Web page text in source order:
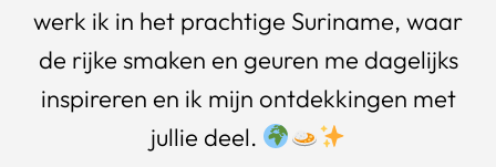
werk ik in het prachtige Suriname, waar
de rijke smaken en geuren me dagelijks
inspireren en ik mijn ontdekkingen met
jullie deel.